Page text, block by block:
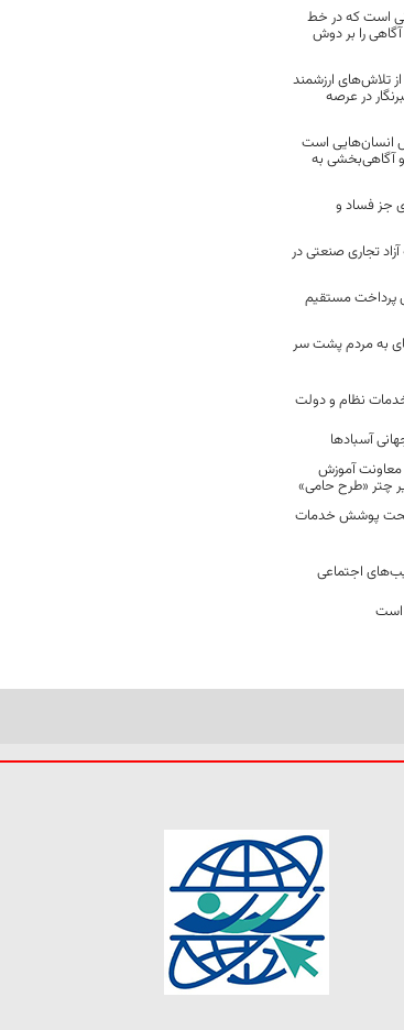
است که در خط
آگاهی را بر دوش
تلاش‌های ارزشمند
در عرصه
انسان‌هایی است
آگاهی‌بخشی به
جز فساد و
تجاری صنعتی در
پرداخت مستقیم
به مردم پشت سر
نظام و دولت
آسبادها
معاونت آموزش
تحت پوشش خدمات
اجتماعی
است